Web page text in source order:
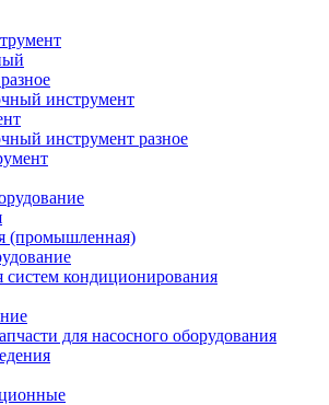
инструмент
инструмент разное
(промышленная)
кондиционирования
для насосного оборудования